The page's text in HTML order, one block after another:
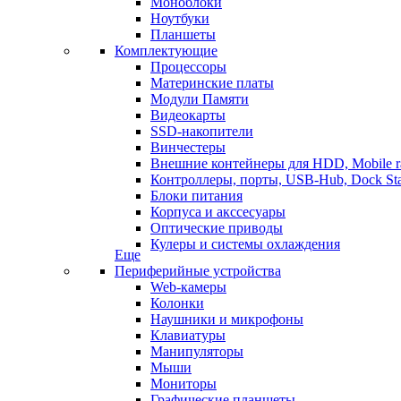
Ноутбуки
Планшеты
Комплектующие
Процессоры
Материнские платы
Модули Памяти
Видеокарты
SSD-накопители
Винчестеры
Внешние контейнеры для HDD, Mobile
Контроллеры, порты, USB-Hub, Dock
Блоки питания
Корпуса и акссесуары
Оптические приводы
Кулеры и системы охлаждения
Еще
Периферийные устройства
Web-камеры
Колонки
Наушники и микрофоны
Клавиатуры
Манипуляторы
Мыши
Мониторы